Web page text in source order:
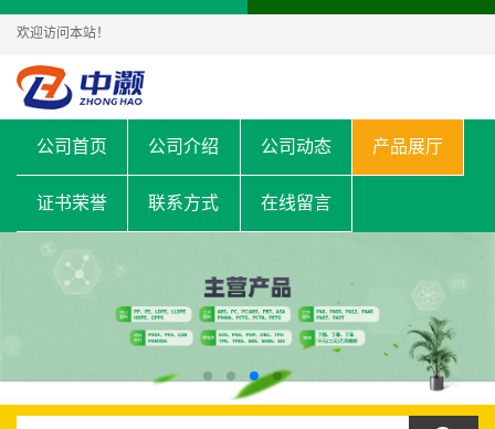
欢迎访问本站！
公司首页 公司介绍 公司动态 产品展厅
证书荣誉 联系方式 在线留言